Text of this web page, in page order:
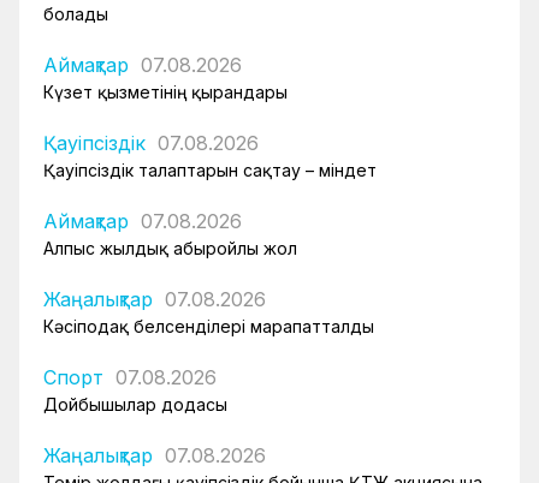
болады
Аймақтар 07.08.2026
Күзет қызметінің қырандары
Қауіпсіздік 07.08.2026
Қауіпсіздік талаптарын сақтау – міндет
Аймақтар 07.08.2026
Алпыс жылдық абыройлы жол
Жаңалықтар 07.08.2026
Кәсіподақ белсенділері марапатталды
Спорт 07.08.2026
Дойбышылар додасы
Жаңалықтар 07.08.2026